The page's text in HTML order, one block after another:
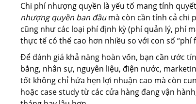
Chi phí nhượng quyền là yếu tố mang tính
nhượng quyền ban đầumà còn cần tính cả chi
cũng như các loại phí định kỳ (phí quản lý, phí
thực tế có thể cao hơn nhiều so với con số
Để đánh giá khả năng hoàn vốn, bạn cần ước
bằng, nhân sự, nguyên liệu, điện nước,
tốt không chỉ hứa hẹn lợi nhuận cao mà còn
hoặc case study từ các cửa hàng đang vận